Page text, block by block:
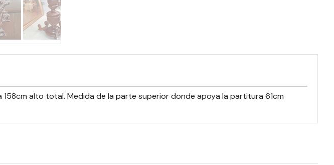
alto total. Medida de la parte superior donde apoya la partitura 61cm